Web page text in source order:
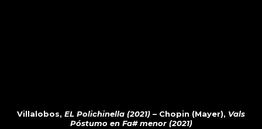
Villalobos, EL Polichinella (2021) – Chopin (Mayer), Vals
Póstumo en Fa# menor (2021)